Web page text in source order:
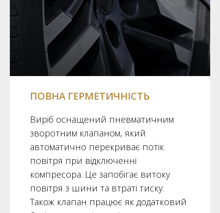
ПОВНА ГЕРМЕТИЧНІСТЬ
Виріб оснащений пневматичним
зворотним клапаном, який
автоматично перекриває потік
повітря при відключенні
компресора. Це запобігає витоку
повітря з шини та втраті тиску.
Також клапан працює як додатковий